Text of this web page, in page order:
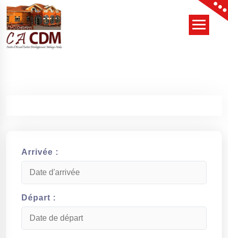
Skip
content
Arrivée :
Départ :